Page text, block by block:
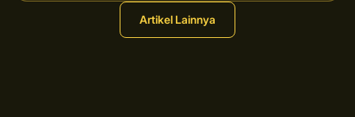
Artikel Lainnya